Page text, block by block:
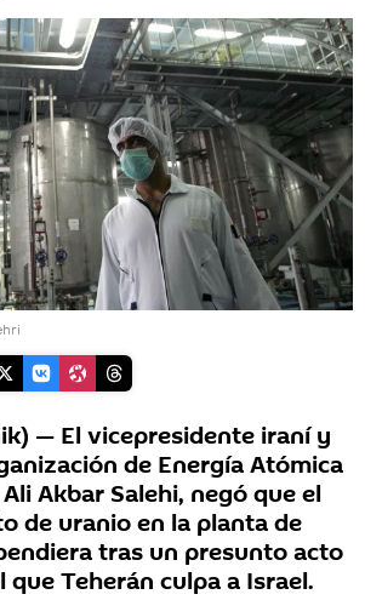
— El vicepresidente iraní y
de Energía Atómica
Akbar Salehi, negó que el
de uranio en la planta de
tras un presunto acto
Teherán culpa a Israel.